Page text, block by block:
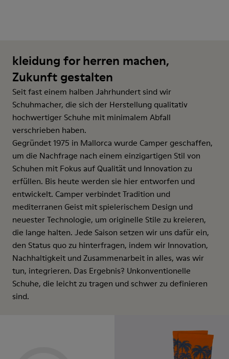
kleidung for herren machen,
Zukunft gestalten
Seit fast einem halben Jahrhundert sind wir
Schuhmacher, die sich der Herstellung qualitativ
hochwertiger Schuhe mit minimalem Abfall
verschrieben haben.
Gegründet 1975 in Mallorca wurde Camper geschaffen,
um die Nachfrage nach einem einzigartigen Stil von
Schuhen mit Fokus auf Qualität und Innovation zu
erfüllen. Bis heute werden sie hier entworfen und
entwickelt. Camper verbindet Tradition und
mediterranen Geist mit spielerischem Design und
neuester Technologie, um originelle Stile zu kreieren,
die lange halten. Jede Saison setzen wir uns dafür ein,
den Status quo zu hinterfragen, indem wir Innovation,
Nachhaltigkeit und Zusammenarbeit in alles, was wir
tun, integrieren. Das Ergebnis? Unkonventionelle
Schuhe, die leicht zu tragen und schwer zu definieren
sind.